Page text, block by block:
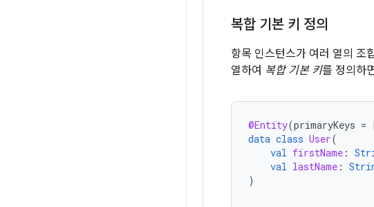
복합 기본 키 정의
항목 인스턴스가 여러 열의 조
열하여 복합 기본 키를 정의하
@Entity(primaryKeys =
data class User(
val firstName :
val lastName :
)